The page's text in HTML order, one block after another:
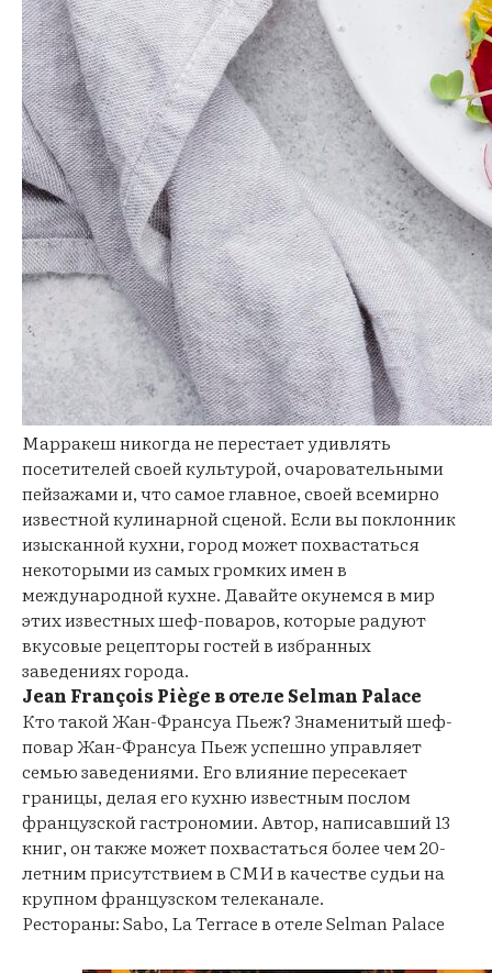
Марракеш никогда не перестает удивлять
посетителей своей культурой, очаровательными
пейзажами и, что самое главное, своей всемирно
известной кулинарной сценой. Если вы поклонник
изысканной кухни, город может похвастаться
некоторыми из самых громких имен в
международной кухне. Давайте окунемся в мир
этих известных шеф-поваров, которые радуют
вкусовые рецепторы гостей в избранных
заведениях города.
Jean François Piège в отеле Selman Palace
Кто такой Жан-Франсуа Пьеж? Знаменитый шеф-
повар Жан-Франсуа Пьеж успешно управляет
семью заведениями. Его влияние пересекает
границы, делая его кухню известным послом
французской гастрономии. Автор, написавший 13
книг, он также может похвастаться более чем 20-
летним присутствием в СМИ в качестве судьи на
крупном французском телеканале.
Рестораны: Sabo, La Terrace в отеле Selman Palace